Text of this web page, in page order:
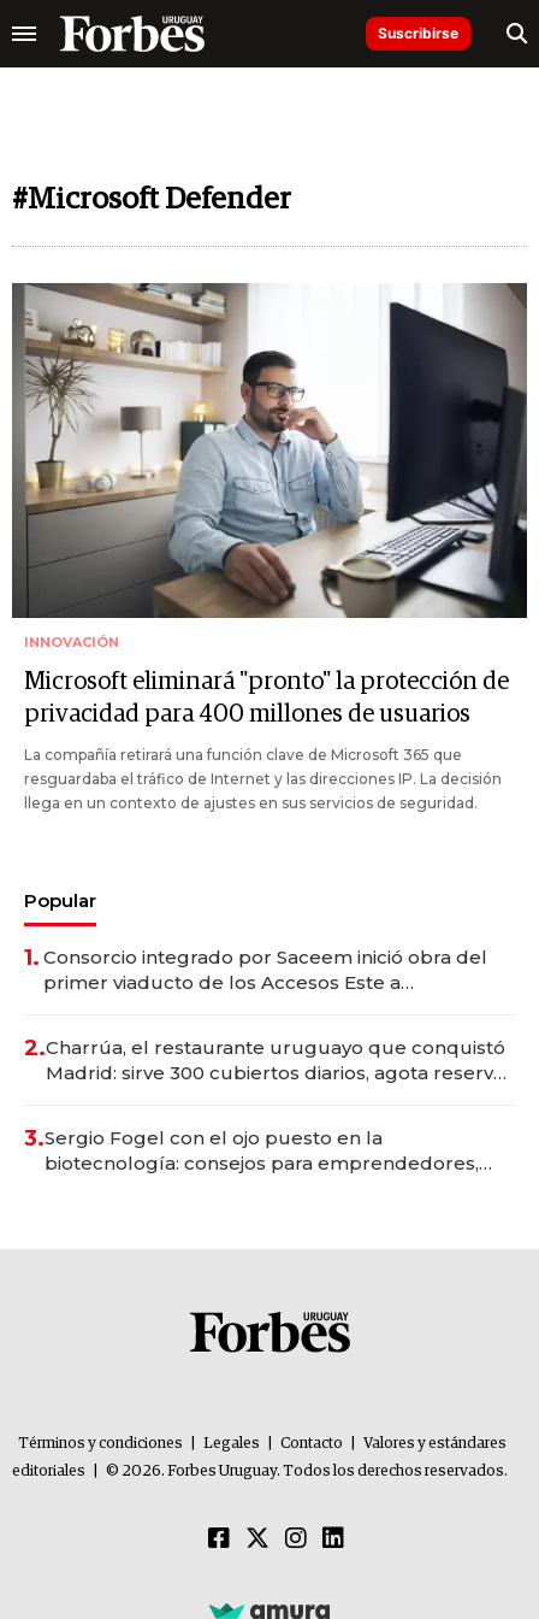
Suscribirse
#Microsoft Defender
INNOVACIÓN
Microsoft eliminará "pronto" la protección de
privacidad para 400 millones de usuarios
La compañía retirará una función clave de Microsoft 365 que
resguardaba el tráfico de Internet y las direcciones IP. La decisión
llega en un contexto de ajustes en sus servicios de seguridad.
Popular
1. Consorcio integrado por Saceem inició obra del
primer viaducto de los Accesos Este a
2.Charrúa, el restaurante uruguayo que conquistó
Madrid: sirve 300 cubiertos diarios, agota reservas
3.Sergio Fogel con el ojo puesto en la
biotecnología: consejos para emprendedores,
Términos y condiciones Legales Contacto
Valores y estándares
editoriales
© 2026. Forbes Uruguay. Todos los derechos reservados.